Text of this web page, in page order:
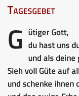
Tagesgebet
G ütiger Gott,
du hast uns
und als
Sieh voll Güte auf
und schenke ihnen